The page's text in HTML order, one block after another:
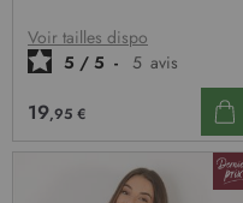
Voir tailles dispo
5 / 5 - 5 avis
19,95 €